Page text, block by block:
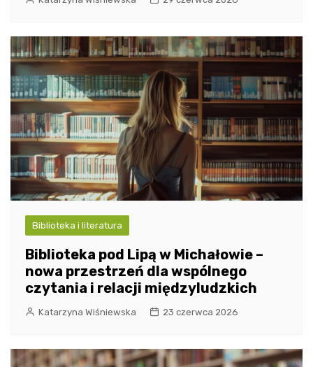
Biblioteka i literatura
Biblioteka pod Lipą w Michałowie –
nowa przestrzeń dla wspólnego
czytania i relacji międzyludzkich
Katarzyna Wiśniewska 23 czerwca 2026